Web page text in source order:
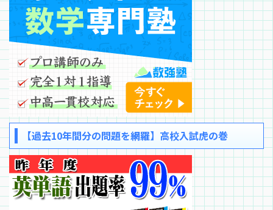
【過去10年間分の問題を網羅】高校入試虎の巻